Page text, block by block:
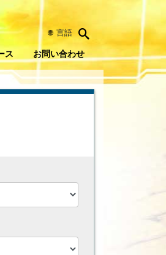
言語
ス お問い合わせ